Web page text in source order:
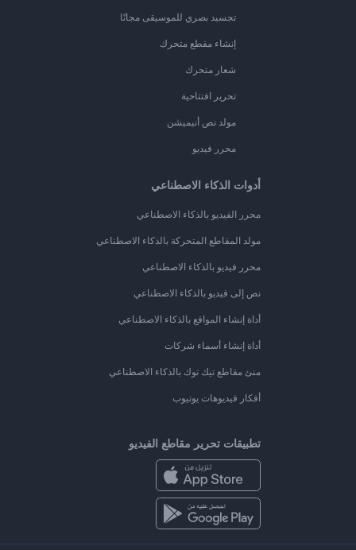
تجسيد بصري للموسيقى مجانًا
إنشاء مقطع متحرك
شعار متحرك
تحرير افتتاحية
مولد نص أنيميشن
محرر فيديو
أدوات الذكاء الاصطناعي
محرر الفيديو بالذكاء الاصطناعي
مولد المقاطع المتحركة بالذكاء الاصطناعي
محرر فيديو بالذكاء الاصطناعي
نص إلى فيديو بالذكاء الاصطناعي
أداة إنشاء المواقع بالذكاء الاصطناعي
أداة إنشاء أسماء شركات
منئ مقاطع تيك توك بالذكاء الاصطناعي
أفكار فيديوهات يوتيوب
تطبيقات تحرير مقاطع الفيديو